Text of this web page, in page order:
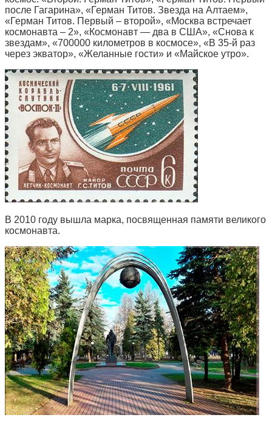
после Гагарина», «Герман Титов. Звезда на Алтаем»,
«Герман Титов. Первый – второй», «Москва встречает
космонавта – 2», «Космонавт — два в США», «Снова к
звездам», «700000 километров в космосе», «В 35-й раз
через экватор», «Желанные гости» и «Майское утро».
В 2010 году вышла марка, посвященная памяти великого
космонавта.